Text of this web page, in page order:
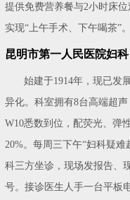
提供免费营养餐与2小时床
实现“上午手术、下午喝茶”。
昆明市第一人民医院妇
始建于1914年，现已发
异化。科室拥有8台高端超
W10悉数到位，配荧光、弹
20%。每周三下午“妇科疑
科三方坐诊，现场发报告、
号。接诊医生人手一台平板